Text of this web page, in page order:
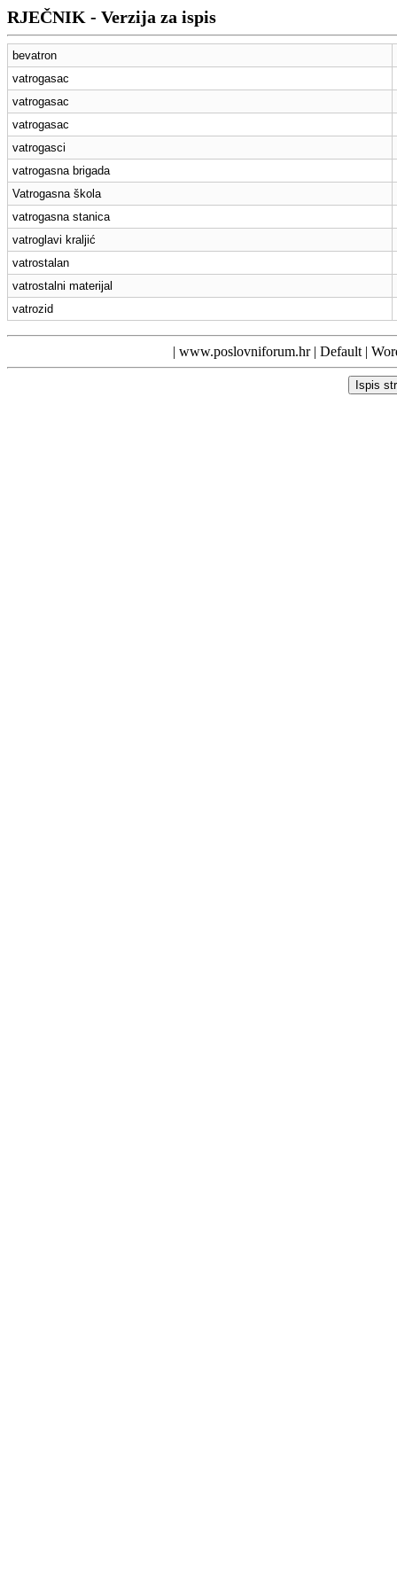
RJEČNIK - Verzija za ispis
bevatron
vatrogasac
vatrogasac
vatrogasac
vatrogasci
vatrogasna brigada
Vatrogasna škola
vatrogasna stanica
vatroglavi kraljić
vatrostalan
vatrostalni materijal
vatrozid
| www.poslovniforum.hr| Default |